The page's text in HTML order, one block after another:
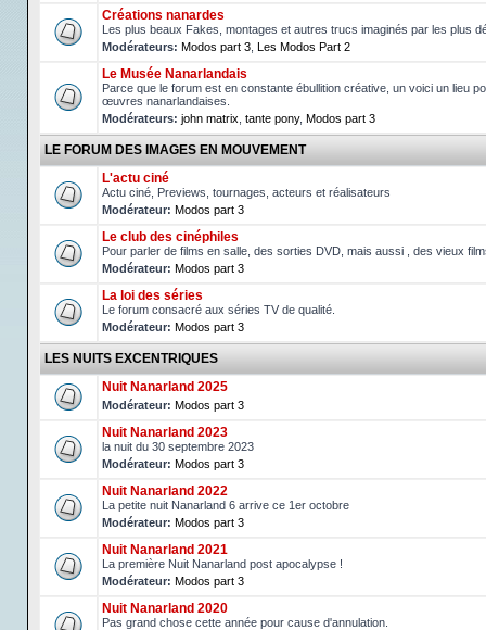
Créations nanardes
Les plus beaux Fakes, montages et autres trucs imaginés par les plus
Modérateurs: Modos part 3 Les Modos Part 2
Le Musée Nanarlandais
Parce que le forum est en constante ébullition créative, un voici un lieu
œuvres nanarlandaises.
Modérateurs: john matrix tante pony, Modos part 3
LE FORUM DES IMAGES EN MOUVEMENT
L'actu ciné
Actu ciné, Previews, tournages, acteurs et réalisateurs
Modérateur: Modos part 3
Le club des cinéphiles
Pour parler de films en salle, des sorties DVD, mais aussi , des vieux
Modérateur: Modos part 3
La loi des séries
Le forum consacré aux séries TV de qualité.
Modérateur: Modos part 3
LES NUITS EXCENTRIQUES
Nuit Nanarland 2025
Modérateur: Modos part 3
Nuit Nanarland 2023
la nuit du 30 septembre 2023
Modérateur: Modos part 3
Nuit Nanarland 2022
La petite nuit Nanarland 6 arrive ce 1er octobre
Modérateur: Modos part 3
Nuit Nanarland 2021
La première Nuit Nanarland post apocalypse !
Modérateur: Modos part 3
Nuit Nanarland 2020
Pas grand chose cette année pour cause d'annulation.